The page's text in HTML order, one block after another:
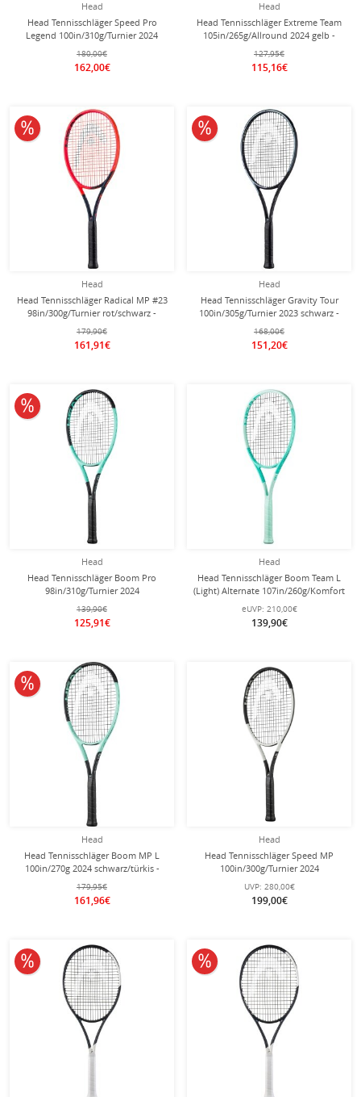
Head
Head Tennisschläger Speed Pro
Legend 100in/310g/Turnier 2024
schwarz - unbesaitet -
180,00€
162,00€
Head
Head Tennisschläger Extreme Team
105in/265g/Allround 2024 gelb -
unbesaitet -
127,95€
115,16€
Head
Head Tennisschläger Radical MP #23
98in/300g/Turnier rot/schwarz -
unbesaitet -
179,90€
161,91€
10% reduziert
Head
Head Tennisschläger Gravity Tour
100in/305g/Turnier 2023 schwarz -
unbesaitet -
168,00€
151,20€
10% reduziert
Head
Head Tennisschläger Boom Pro
98in/310g/Turnier 2024
schwarz/türkis - unbesaitet -
139,90€
125,91€
10% reduziert
Head
Head Tennisschläger Boom Team L
(Light) Alternate 107in/260g/Komfort
2024 mint/türkis - besaitet -
eUVP: 210,00€
139,90€
Head
Head Tennisschläger Boom MP L
100in/270g 2024 schwarz/türkis -
unbesaitet -
179,95€
161,96€
10% reduziert
Head
Head Tennisschläger Speed MP
100in/300g/Turnier 2024
weiss/schwarz - unbesaitet -
UVP: 280,00€
199,00€
10% reduziert 10% reduziert